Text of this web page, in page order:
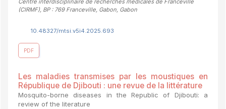
Centre interdisciplinaire de recherches médicales de Franceville
(CIRMF), BP : 769 Franceville, Gabon, Gabon
10.48327/mtsi.v5i4.2025.693
PDF
Les maladies transmises par les moustiques en
République de Djibouti : une revue de la littérature
Mosquito-borne diseases in the Republic of Djibouti: a
review of the literature